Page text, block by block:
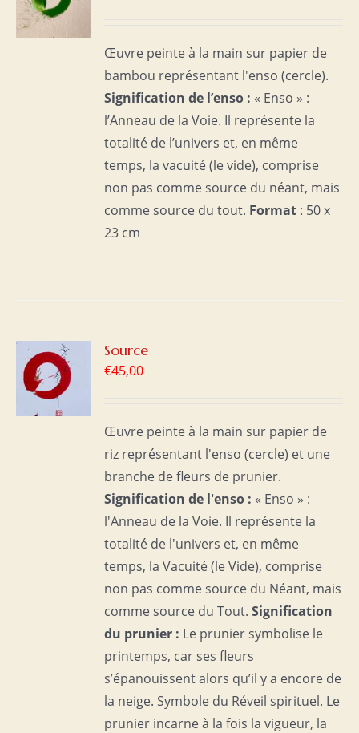
Œuvre peinte à la main sur papier de
bambou représentant l'enso (cercle).
Signification de l’enso : « Enso » :
l’Anneau de la Voie. Il représente la
totalité de l’univers et, en même
temps, la vacuité (le vide), comprise
non pas comme source du néant, mais
comme source du tout. Format : 50 x
23 cm
Source
€45,00
Œuvre peinte à la main sur papier de
riz représentant l'enso (cercle) et une
branche de fleurs de prunier.
Signification de l'enso : « Enso » :
l'Anneau de la Voie. Il représente la
totalité de l'univers et, en même
temps, la Vacuité (le Vide), comprise
non pas comme source du Néant, mais
comme source du Tout.Signification
du prunier : Le prunier symbolise le
printemps, car ses fleurs
s’épanouissent alors qu’il y a encore de
la neige. Symbole du Réveil spirituel. Le
prunier incarne à la fois la vigueur, la